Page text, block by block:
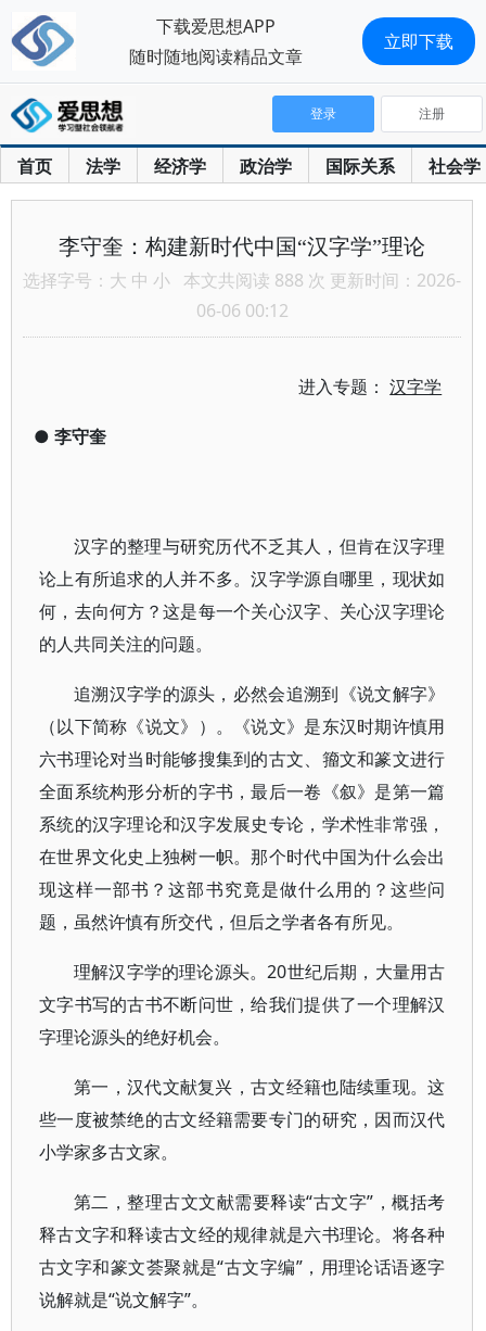
首页 法学 经济学 政治学 国际关系 社会学
登录 注册
李守奎：构建新时代中国“汉字学”理论
选择字号： 大 中 小 本文共阅读 888 次 更新时间：2026-
06-06 00:12
进入专题：汉字学
● 李守奎
汉字的整理与研究历代不乏其人，但肯在汉字理
论上有所追求的人并不多。汉字学源自哪里，现状如
何，去向何方？这是每一个关心汉字、关心汉字理论
的人共同关注的问题。
追溯汉字学的源头，必然会追溯到《说文解字》
（以下简称《说文》）。《说文》是东汉时期许慎用
六书理论对当时能够搜集到的古文、籀文和篆文进行
全面系统构形分析的字书，最后一卷《叙》是第一篇
系统的汉字理论和汉字发展史专论，学术性非常强，
在世界文化史上独树一帜。那个时代中国为什么会出
现这样一部书？这部书究竟是做什么用的？这些问
题，虽然许慎有所交代，但后之学者各有所见。
理解汉字学的理论源头。20世纪后期，大量用古
文字书写的古书不断问世，给我们提供了一个理解汉
字理论源头的绝好机会。
第一，汉代文献复兴，古文经籍也陆续重现。这
些一度被禁绝的古文经籍需要专门的研究，因而汉代
小学家多古文家。
第二，整理古文文献需要释读“古文字”，概括考
释古文字和释读古文经的规律就是六书理论。将各种
古文字和篆文荟聚就是“古文字编”，用理论话语逐字
说解就是“说文解字”。
下载爱思想APP
随时随地阅读精品文章
立即下载